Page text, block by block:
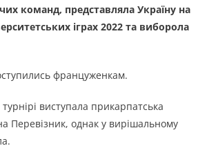
команд, представляла Україну на
іграх 2022 та виборола
француженкам.
виступала прикарпатська
Перевізник, однак у вирішальному